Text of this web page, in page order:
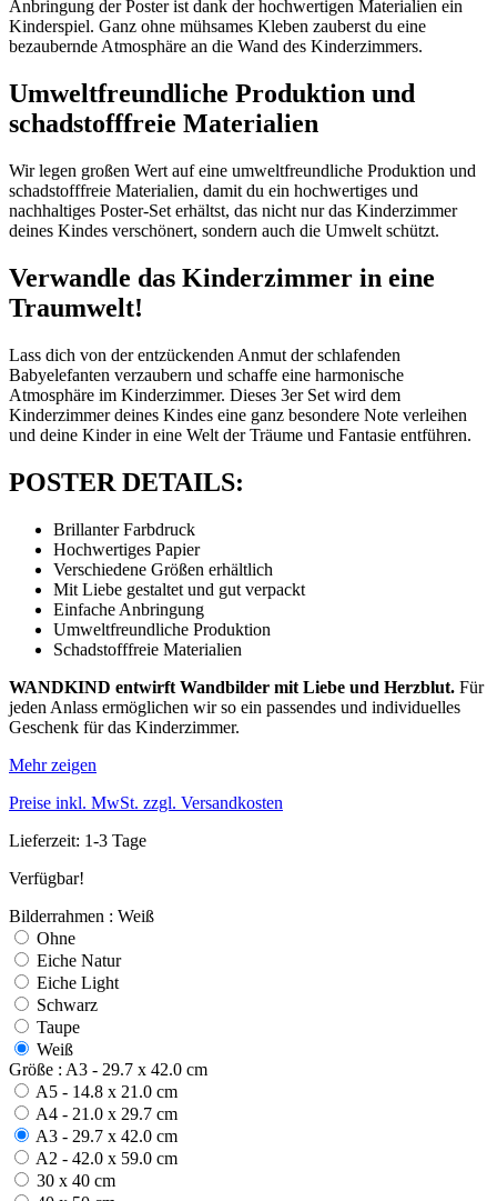
Anbringung der Poster ist dank der hochwertigen Materialien ein
Kinderspiel. Ganz ohne mühsames Kleben zauberst du eine
bezaubernde Atmosphäre an die Wand des Kinderzimmers.
Umweltfreundliche Produktion und
schadstofffreie Materialien
Wir legen großen Wert auf eine umweltfreundliche Produktion und
schadstofffreie Materialien, damit du ein hochwertiges und
nachhaltiges Poster-Set erhältst, das nicht nur das Kinderzimmer
deines Kindes verschönert, sondern auch die Umwelt schützt.
Verwandle das Kinderzimmer in eine
Traumwelt!
Lass dich von der entzückenden Anmut der schlafenden
Babyelefanten verzaubern und schaffe eine harmonische
Atmosphäre im Kinderzimmer. Dieses 3er Set wird dem
Kinderzimmer deines Kindes eine ganz besondere Note verleihen
und deine Kinder in eine Welt der Träume und Fantasie entführen.
POSTER DETAILS:
Brillanter Farbdruck
Hochwertiges Papier
Verschiedene Größen erhältlich
Mit Liebe gestaltet und gut verpackt
Einfache Anbringung
Umweltfreundliche Produktion
Schadstofffreie Materialien
WANDKIND entwirft Wandbilder mit Liebe und Herzblut. Für
jeden Anlass ermöglichen wir so ein passendes und individuelles
Geschenk für das Kinderzimmer.
Mehr zeigen
Preise inkl. MwSt. zzgl. Versandkosten
Lieferzeit: 1-3 Tage
Verfügbar!
Bilderrahmen : Weiß
Ohne
Eiche Natur
Eiche Light
Schwarz
Taupe
Weiß
Größe : A3 - 29.7 x 42.0 cm
A5 - 14.8 x 21.0 cm
A4 - 21.0 x 29.7 cm
A3 - 29.7 x 42.0 cm
A2 - 42.0 x 59.0 cm
30 x 40 cm